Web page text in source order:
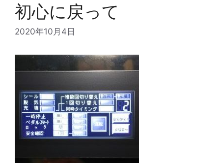
初心に戻って
2020年10月4日